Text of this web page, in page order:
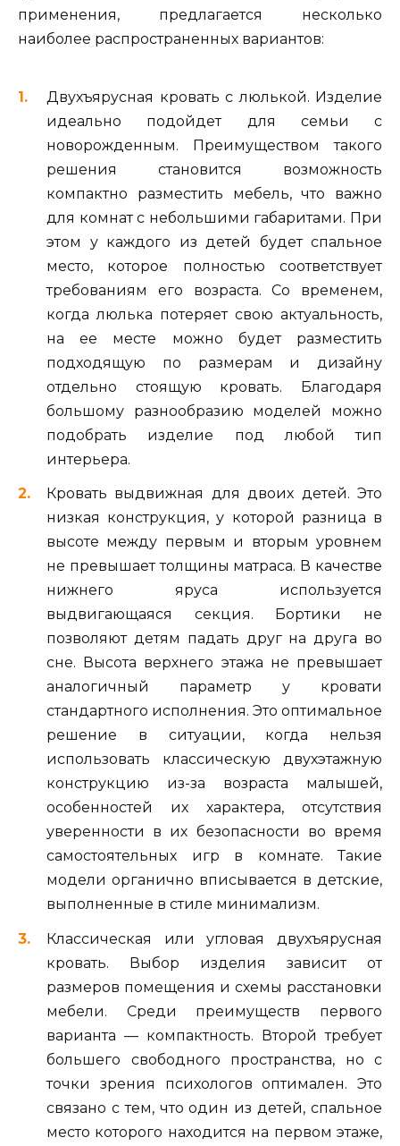
применения, предлагается несколько
наиболее распространенных вариантов:
Двухъярусная кровать с люлькой. Изделие
идеально подойдет для семьи с
новорожденным. Преимуществом такого
решения становится возможность
компактно разместить мебель, что важно
для комнат с небольшими габаритами. При
этом у каждого из детей будет спальное
место, которое полностью соответствует
требованиям его возраста. Со временем,
когда люлька потеряет свою актуальность,
на ее месте можно будет разместить
подходящую по размерам и дизайну
отдельно стоящую кровать. Благодаря
большому разнообразию моделей можно
подобрать изделие под любой тип
интерьера.
Кровать выдвижная для двоих детей. Это
низкая конструкция, у которой разница в
высоте между первым и вторым уровнем
не превышает толщины матраса. В качестве
нижнего яруса используется
выдвигающаяся секция. Бортики не
позволяют детям падать друг на друга во
сне. Высота верхнего этажа не превышает
аналогичный параметр у кровати
стандартного исполнения. Это оптимальное
решение в ситуации, когда нельзя
использовать классическую двухэтажную
конструкцию из-за возраста малышей,
особенностей их характера, отсутствия
уверенности в их безопасности во время
самостоятельных игр в комнате. Такие
модели органично вписывается в детские,
выполненные в стиле минимализм.
Классическая или угловая двухъярусная
кровать. Выбор изделия зависит от
размеров помещения и схемы расстановки
мебели. Среди преимуществ первого
варианта — компактность. Второй требует
большего свободного пространства, но с
точки зрения психологов оптимален. Это
связано с тем, что один из детей, спальное
место которого находится на первом этаже,